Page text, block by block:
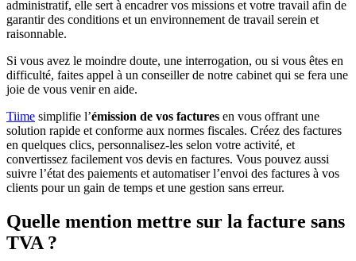
administratif, elle sert à encadrer vos missions et votre travail afin de
garantir des conditions et un environnement de travail serein et
raisonnable.
Si vous avez le moindre doute, une interrogation, ou si vous êtes en
difficulté, faites appel à un conseiller de notre cabinet qui se fera une
joie de vous venir en aide.
Tiime simplifie l’émission de vos factures en vous offrant une
solution rapide et conforme aux normes fiscales. Créez des factures
en quelques clics, personnalisez-les selon votre activité, et
convertissez facilement vos devis en factures. Vous pouvez aussi
suivre l’état des paiements et automatiser l’envoi des factures à vos
clients pour un gain de temps et une gestion sans erreur.
Quelle mention mettre sur la facture sans
TVA ?